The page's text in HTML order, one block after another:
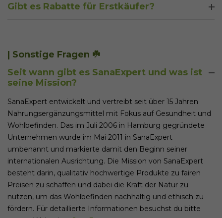
die uns die Treue halten, mit außergewöhnlichen Prämien
Gibt es Rabatte für Erstkäufer?
| Sonstige Fragen ☘️
Seit wann gibt es SanaExpert und was ist
seine Mission?
SanaExpert entwickelt und vertreibt seit über 15 Jahren
Nahrungsergänzungsmittel mit Fokus auf Gesundheit und
Wohlbefinden. Das im Juli 2006 in Hamburg gegründete
Unternehmen wurde im Mai 2011 in SanaExpert
umbenannt und markierte damit den Beginn seiner
internationalen Ausrichtung. Die Mission von SanaExpert
besteht darin, qualitativ hochwertige Produkte zu fairen
Preisen zu schaffen und dabei die Kraft der Natur zu
nutzen, um das Wohlbefinden nachhaltig und ethisch zu
fördern. Für detaillierte Informationen besuchst du bitte